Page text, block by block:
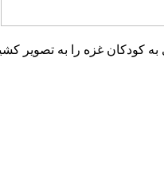
به کودکان غزه را به